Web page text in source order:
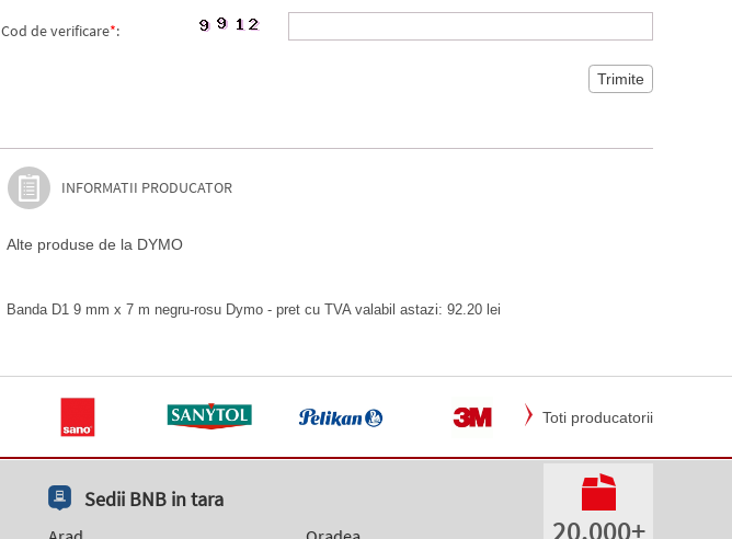
Cod de verificare*:
INFORMATII PRODUCATOR
Alte produse de la DYMO
Banda D1 9 mm x 7 m negru-rosu Dymo - pret cu TVA valabil astazi: 92.20 lei
Toti producatorii
Sedii BNB in tara
20.000+